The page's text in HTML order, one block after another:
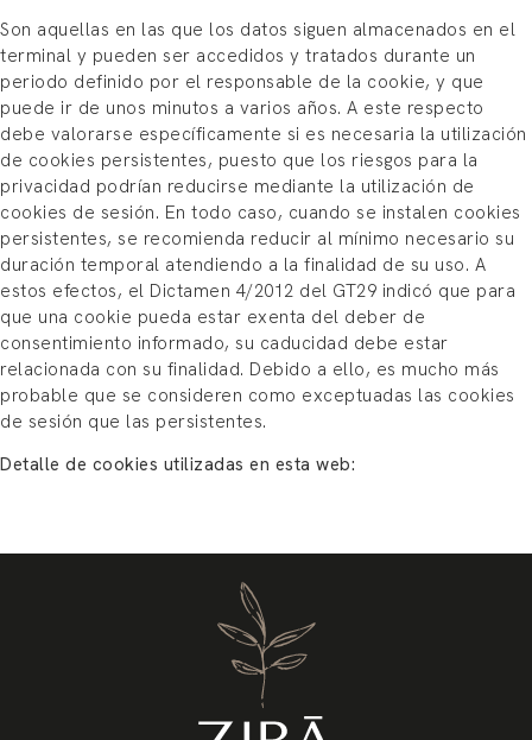
Son aquellas en las que los datos siguen almacenados en el
terminal y pueden ser accedidos y tratados durante un
periodo definido por el responsable de la cookie, y que
puede ir de unos minutos a varios años. A este respecto
debe valorarse específicamente si es necesaria la utilización
de cookies persistentes, puesto que los riesgos para la
privacidad podrían reducirse mediante la utilización de
cookies de sesión. En todo caso, cuando se instalen cookies
persistentes, se recomienda reducir al mínimo necesario su
duración temporal atendiendo a la finalidad de su uso. A
estos efectos, el Dictamen 4/2012 del GT29 indicó que para
que una cookie pueda estar exenta del deber de
consentimiento informado, su caducidad debe estar
relacionada con su finalidad. Debido a ello, es mucho más
probable que se consideren como exceptuadas las cookies
de sesión que las persistentes.
Detalle de cookies utilizadas en esta web: